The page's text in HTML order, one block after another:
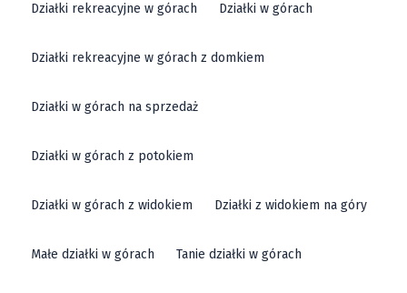
dużych miast. Tego typu działki są idealne dla tych,
zainwestować w rozwijający się region Dolnego Śląska.
różnorodne możliwości – od budowy domów
wypoczynkowych, takich jak domki letniskowe czy
w tym regionie z roku na rok staje się coraz bardziej
Działki rekreacyjne w górach Działki w górach
Działki rekreacyjne w górach z domkiem
Działki w górach na sprzedaż
Działki w górach z potokiem
Działki w górach z widokiem Działki z widokiem na góry
Małe działki w górach Tanie działki w górach